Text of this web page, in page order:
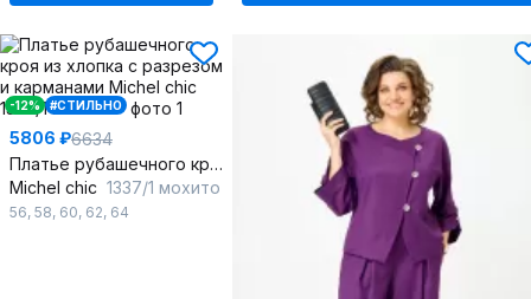
-12% #СТИЛЬНО
5806 ₽6634
Платье рубашечного кроя из хлопка с разрезом и карманами
Michel chic 1337/1 мохито
56, 58, 60, 62, 64